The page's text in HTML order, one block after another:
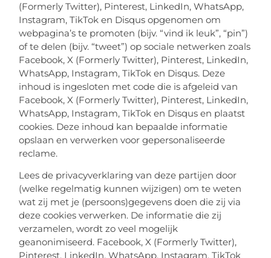
(Formerly Twitter), Pinterest, LinkedIn, WhatsApp,
Instagram, TikTok en Disqus opgenomen om
webpagina’s te promoten (bijv. “vind ik leuk”, “pin”)
of te delen (bijv. “tweet”) op sociale netwerken zoals
Facebook, X (Formerly Twitter), Pinterest, LinkedIn,
WhatsApp, Instagram, TikTok en Disqus. Deze
inhoud is ingesloten met code die is afgeleid van
Facebook, X (Formerly Twitter), Pinterest, LinkedIn,
WhatsApp, Instagram, TikTok en Disqus en plaatst
cookies. Deze inhoud kan bepaalde informatie
opslaan en verwerken voor gepersonaliseerde
reclame.
Lees de privacyverklaring van deze partijen door
(welke regelmatig kunnen wijzigen) om te weten
wat zij met je (persoons)gegevens doen die zij via
deze cookies verwerken. De informatie die zij
verzamelen, wordt zo veel mogelijk
geanonimiseerd. Facebook, X (Formerly Twitter),
Pinterest, LinkedIn, WhatsApp, Instagram, TikTok